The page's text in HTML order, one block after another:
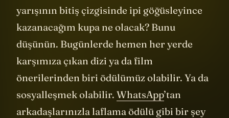
yarışının bitiş çizgisinde ipi göğüsleyince
kazanacağım kupa ne olacak? Bunu
düşünün. Bugünlerde hemen her yerde
karşımıza çıkan dizi ya da film
önerilerinden biri ödülümüz olabilir. Ya da
sosyalleşmek olabilir. WhatsApp’tan
arkadaşlarınızla laflama ödülü gibi bir şey